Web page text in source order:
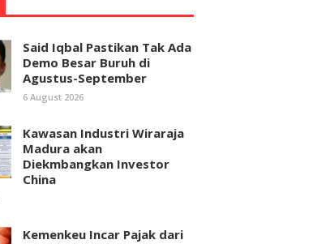
Said Iqbal Pastikan Tak Ada
Demo Besar Buruh di
Agustus-September
6 August 2026
Kawasan Industri Wiraraja
Madura akan
Diekmbangkan Investor
China
Kemenkeu Incar Pajak dari